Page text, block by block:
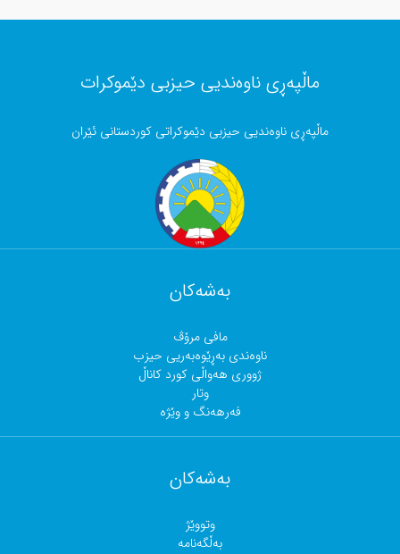
ماڵپەڕی ناوەندیی حیزبی دێموکرات
ماڵپەڕی ناوەندیی حیزبی دێموکراتی کوردستانی ئێران
بەشەکان
مافی مرۆڤ
ناوەندی بەڕێوەبەریی حیزب
ژووری هەواڵی کورد کاناڵ
وتار
فەرهەنگ و وێژە
بەشەکان
وتووێژ
بەڵگەنامە